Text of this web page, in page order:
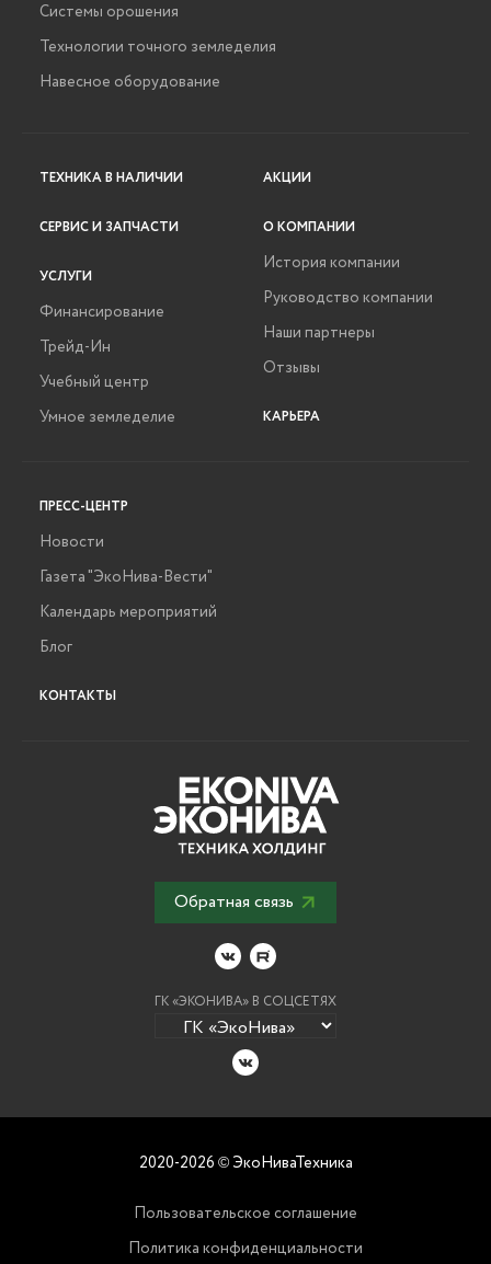
Системы орошения
Технологии точного земледелия
Навесное оборудование
ТЕХНИКА В НАЛИЧИИ
СЕРВИС И ЗАПЧАСТИ
УСЛУГИ
Финансирование
Трейд-Ин
Учебный центр
Умное земледелие
АКЦИИ
О КОМПАНИИ
История компании
Руководство компании
Наши партнеры
Отзывы
КАРЬЕРА
ПРЕСС-ЦЕНТР
Новости
Газета "ЭкоНива-Вести"
Календарь мероприятий
Блог
КОНТАКТЫ
Обратная связь
ГК «ЭКОНИВА» В СОЦСЕТЯХ
2020-2026 ©ЭкоНиваТехника
Пользовательское соглашение
Политика конфиденциальности